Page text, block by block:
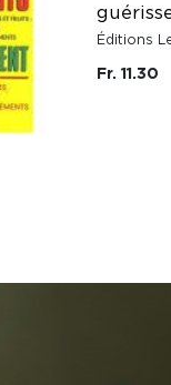
Éditions
Fr. 11.30